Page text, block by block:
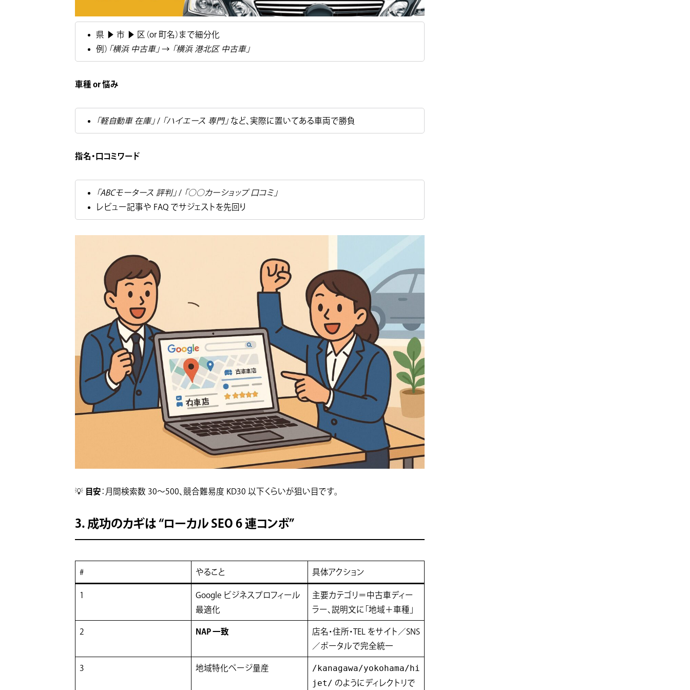
県 ▶ 市 ▶ 区（or 町名）まで細分化
例） 「横浜 中古車」 → 「横浜 港北区 中古車」
車種 or 悩み
「軽自動車 在庫」 / 「ハイエース 専門」 など、実際に置いてある車両で勝負
指名・口コミワード
「ABCモータース 評判」 / 「○○カーショップ 口コミ」
レビュー記事や FAQ でサジェストを先回り
💡 目安：月間検索数 30〜500、競合難易度 KD30 以下くらいが狙い目です。
3. 成功のカギは “ローカル SEO 6 連コンボ”
# やること 具体アクション
1
Google ビジネスプロフィール
最適化
主要カテゴリ＝中古車ディー
ラー、説明文に「地域＋車種」
2 NAP 一致
店名・住所・TEL をサイト／SNS
／ポータルで完全統一
3 地域特化ページ量産
/kanagawa/yokohama/hi
jet/ のようにディレクトリで